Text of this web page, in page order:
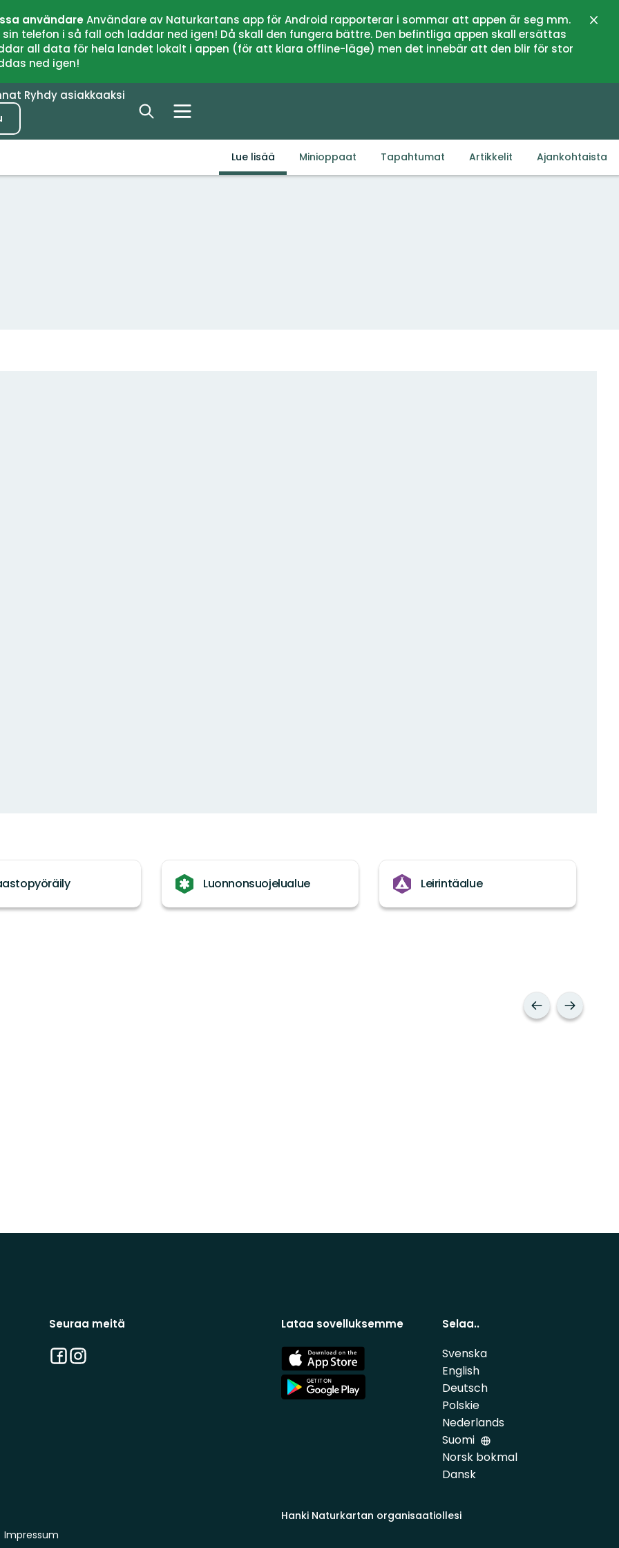
användareAnvändare av Naturkartans app för Android rapporterar i sommar att appen är seg mm.
telefon i så fall och laddar ned igen! Då skall den fungera bättre. Den befintliga appen skall ersättas
all data för hela landet lokalt i appen (för att klara offline-läge) men det innebär att den blir för stor
ned igen!
Sulje
Ryhdy asiakkaaksi
Lue lisää Minioppaat Tapahtumat Artikkelit Ajankohtaista
Luonnonsuojelualue Leirintäalue
Seuraa meitä
Facebook
Instagram
Lataa sovelluksemme
App
Store
App
Store
Selaa..
Svenska
English
Deutsch
Polskie
Nederlands
Suomi
Norsk bokmal
Dansk
Hanki Naturkartan organisaatiollesi
Impressum